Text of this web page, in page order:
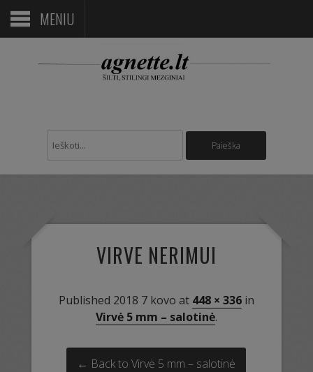
MENIU
VIRVE NERIMUI
Published 2018 7 kovo at 448 × 336in
Virvė 5 mm – salotinė.
← Back to Virvė 5 mm – salotinė